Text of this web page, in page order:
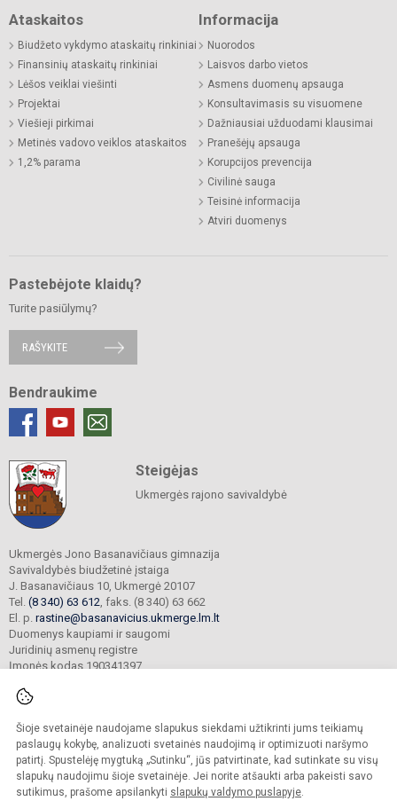
Šioje svetainėje naudojame slapukus siekdami užtikrinti jums teikiamų
paslaugų kokybę, analizuoti svetainės naudojimą ir optimizuoti naršymo
patirtį. Spustelėję mygtuką „Sutinku“, jūs patvirtinate, kad sutinkate su visų
slapukų naudojimu šioje svetainėje. Jei norite atšaukti arba pakeisti savo
sutikimus, prašome apsilankyti slapukų valdymo puslapyje.
Ataskaitos
Biudžeto vykdymo ataskaitų rinkiniai
Finansinių ataskaitų rinkiniai
Lėšos veiklai viešinti
Projektai
Viešieji pirkimai
Metinės vadovo veiklos ataskaitos
1,2% parama
Informacija
Nuorodos
Laisvos darbo vietos
Asmens duomenų apsauga
Konsultavimasis su visuomene
Dažniausiai užduodami klausimai
Pranešėjų apsauga
Korupcijos prevencija
Civilinė sauga
Teisinė informacija
Atviri duomenys
Pastebėjote klaidų?
Turite pasiūlymų?
RAŠYKITE
Bendraukime
Steigėjas
Ukmergės rajono savivaldybė
Ukmergės Jono Basanavičiaus gimnazija
Savivaldybės biudžetinė įstaiga
J. Basanavičiaus 10, Ukmergė 20107
Tel. (8 340) 63 612, faks. (8 340) 63 662
El. p. rastine@basanavicius.ukmerge.lm.lt
Duomenys kaupiami ir saugomi
Juridinių asmenų registre
Įmonės kodas 190341397
© 2023. Ukmergės Jono Basanavičiaus gimnazija. Visos teisės saugomos.
Kopijuoti turinį be raštiško gimnazijos sutikimo griežtai draudžiama.
Prieinamumo paraiška Slapukų politika
Sumanus būdas atnaujinti